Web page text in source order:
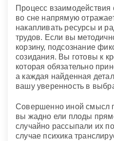
Процесс
во сне напрямую
накапливать ресурсы и
трудов. Если вы
корзину, подсознание
созидания. Вы готовы к
которая обязательно
а каждая найденная
вашу уверенность в
Совершенно иной смысл
вы жадно ели плоды
случайно рассыпали их
случае психика